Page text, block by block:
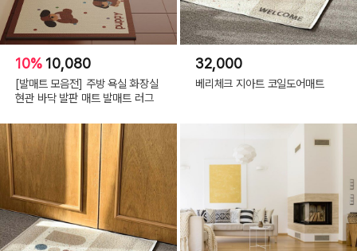
10% 10,080
[발매트 모음전] 주방 욕실 화장실
현관 바닥 발판 매트 발매트 러그
32,000
베리체크 지아트 코일도어매트